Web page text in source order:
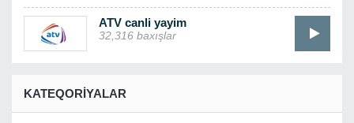
ATV canli yayim
32,316 baxışlar
KATEQORIYALAR